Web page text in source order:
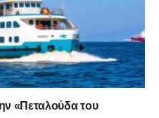
«Πεταλούδα του